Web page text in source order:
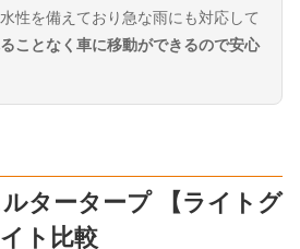
性を備えており急な雨にも対応して
ことなく車に移動ができるので安心
タータープ 【ライトグ
ト比較